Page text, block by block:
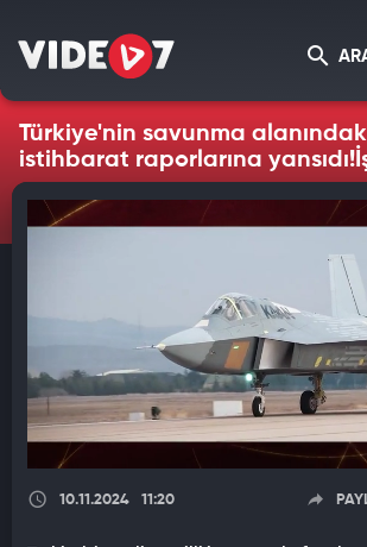
Türkiye'nin savunma alanındaki
istihbarat raporlarına
detayları...
10.11.2024 11:20